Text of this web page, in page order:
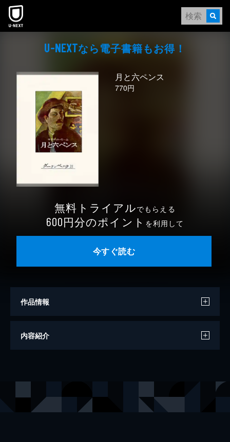
本文へスキップ
U-NEXTなら電⼦書籍もお得！
月と六ペンス
770円
無料トライアルでもらえる
600円分のポイント を利用して
今すぐ読む
作品情報
著者
内容紹介